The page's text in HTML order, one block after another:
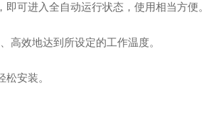
可进入全自动运行状态，使用相当方便。
高效地达到所设定的工作温度。
安装。